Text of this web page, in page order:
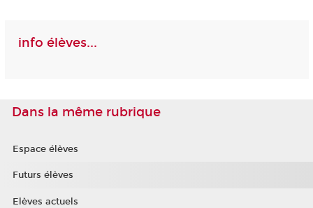
info élèves...
Dans la même rubrique
Espace élèves
Futurs élèves
Elèves actuels